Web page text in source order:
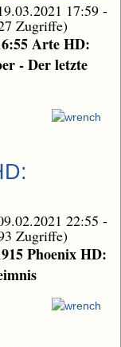
17:59 -
Zugriffe)
Arte HD:
- Der letzte
22:55 -
Zugriffe)
Phoenix HD: